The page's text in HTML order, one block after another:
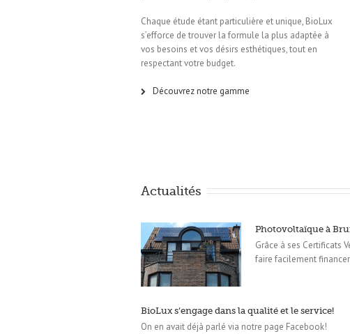
Chaque étude étant particulière et unique, BioLux
s’efforce de trouver la formule la plus adaptée à
vos besoins et vos désirs esthétiques, tout en
respectant votre budget.
Découvrez notre gamme
Actualités
Photovoltaïque à
Grâce à ses Certificats
faire facilement
BioLux s’engage dans la qualité et le service!
On en avait déjà parlé via notre page Facebook!